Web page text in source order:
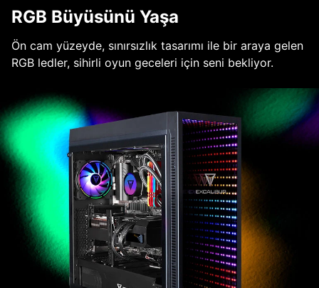
RGB Büyüsünü Yaşa
Ön cam yüzeyde, sınırsızlık tasarımı ile bir araya gelen
RGB ledler, sihirli oyun geceleri için seni bekliyor.